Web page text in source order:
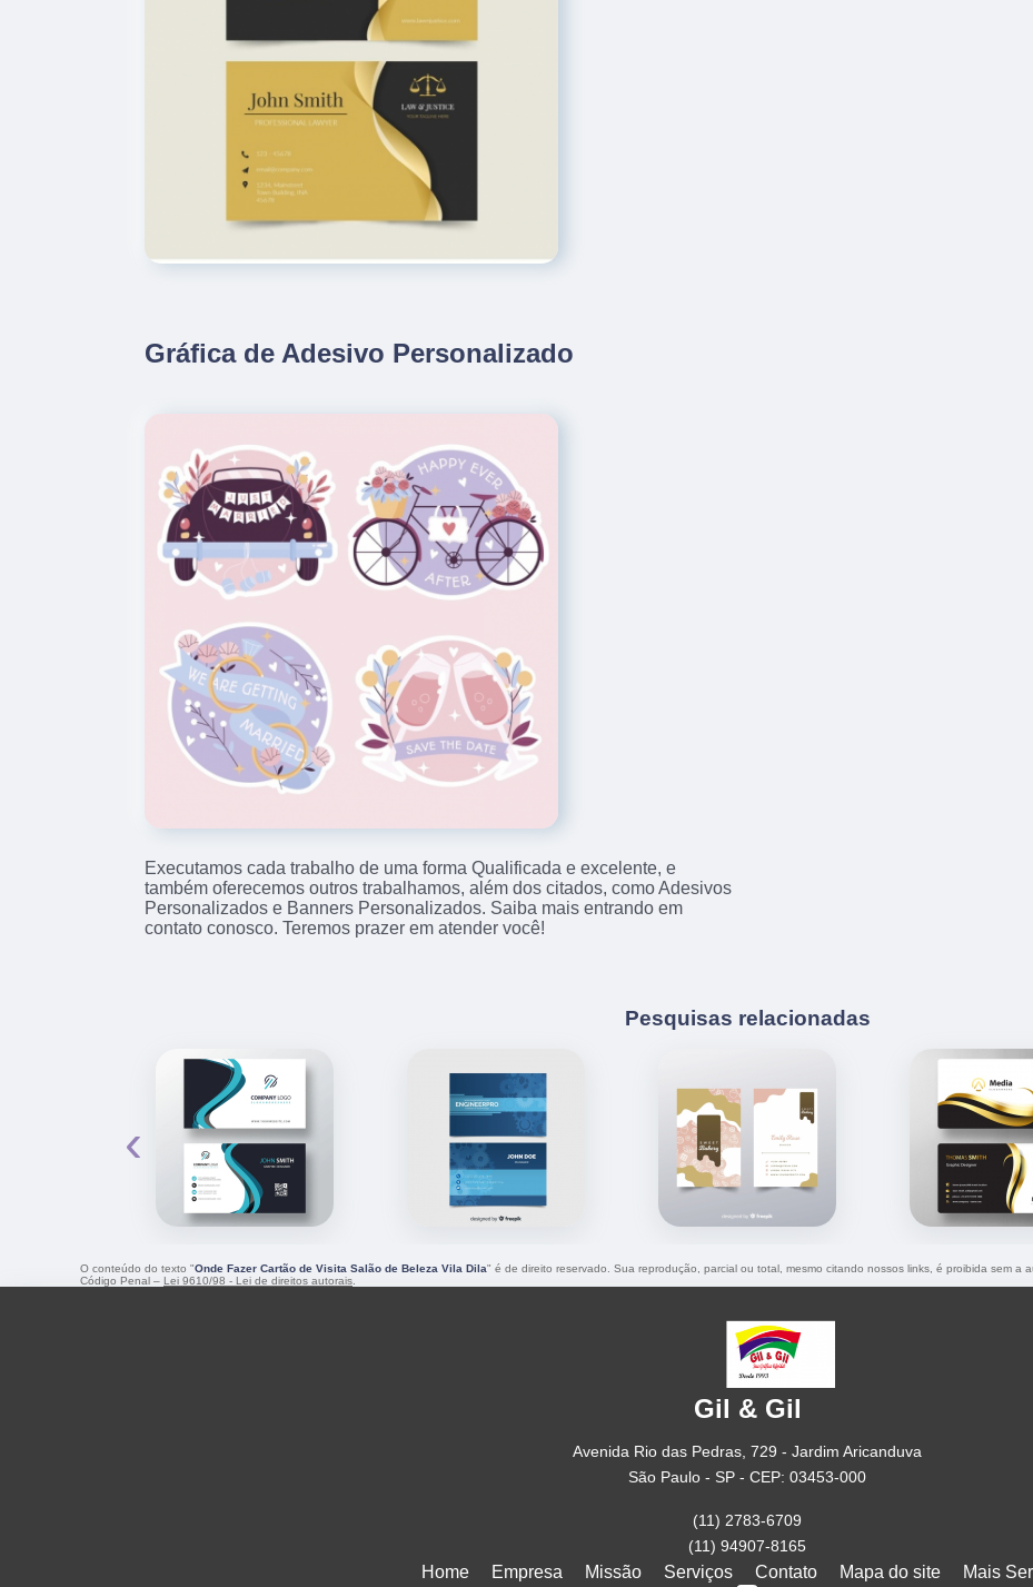
Gráfica de Adesivo Personalizado
Executamos cada trabalho de uma forma Qualificada e excelente, e
também oferecemos outros trabalhamos, além dos citados, como Adesivos
Personalizados e Banners Personalizados. Saiba mais entrando em
contato conosco. Teremos prazer em atender você!
Pesquisas relacionadas
‹
O conteúdo do texto "Onde Fazer Cartão de Visita Salão de Beleza Vila Dila" é de direito reservado. Sua reprodução, parcial ou total, mesmo citando nossos links, é proibida sem a
Código Penal – Lei 9610/98 - Lei de direitos autorais
Gil & Gil
Avenida Rio das Pedras, 729 - Jardim Aricanduva
São Paulo - SP - CEP: 03453-000
(11) 2783-6709
(11) 94907-8165
Home Empresa Missão Serviços Contato Mapa do site Mais